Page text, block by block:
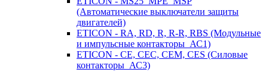
(Автоматические выключатели защиты
двигателей)
ETICON - RA, RD, R, R-R, RBS (Модульные
и импульсные контакторы_АС1)
ETICON - CE, CEC, CEM, CES (Силовые
контакторы_АС3)